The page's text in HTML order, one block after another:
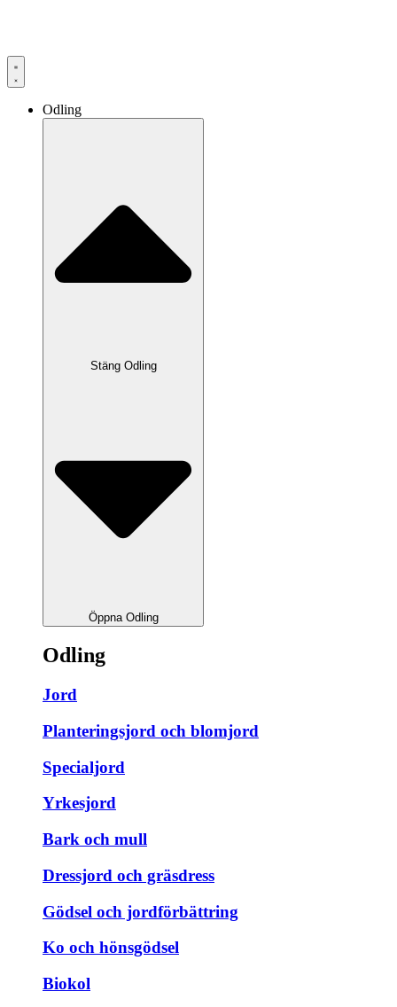
Odling
Stäng Odling
Öppna Odling
Odling
Jord
Planteringsjord och blomjord
Specialjord
Yrkesjord
Bark och mull
Dressjord och gräsdress
Gödsel och jordförbättring
Ko och hönsgödsel
Biokol